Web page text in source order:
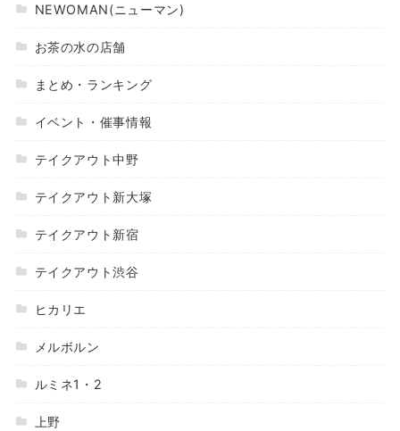
NEWOMAN(ニューマン)
お茶の水の店舗
まとめ・ランキング
イベント・催事情報
テイクアウト中野
テイクアウト新大塚
テイクアウト新宿
テイクアウト渋谷
ヒカリエ
メルボルン
ルミネ1・2
上野